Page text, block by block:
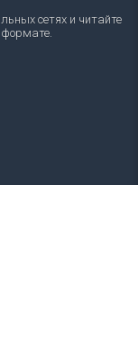
сетях и читайте
формате.